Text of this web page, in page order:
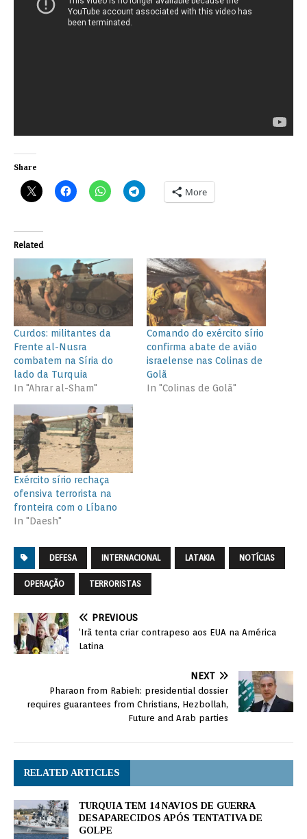
Share
More
Related
Curdos: militantes da
Frente al-Nusra
combatem na Síria do
lado da Turquia
In "Ahrar al-Sham"
Comando do exército sírio
confirma abate de avião
israelense nas Colinas de
Golã
In "Colinas de Golã"
Exército sírio rechaça
ofensiva terrorista na
fronteira com o Líbano
In "Daesh"
DEFESA INTERNACIONAL LATAKIA NOTÍCIAS
OPERAÇÃO TERRORISTAS
PREVIOUS
‘Irã tenta criar contrapeso aos EUA na América
Latina
NEXT
Pharaon from Rabieh: presidential dossier
requires guarantees from Christians, Hezbollah,
Future and Arab parties
RELATED ARTICLES
TURQUIA TEM 14 NAVIOS DE GUERRA
DESAPARECIDOS APÓS TENTATIVA DE
GOLPE